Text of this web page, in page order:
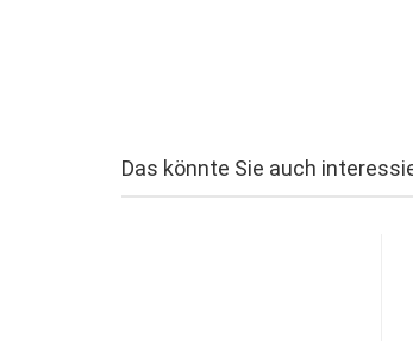
Das könnte Sie auch